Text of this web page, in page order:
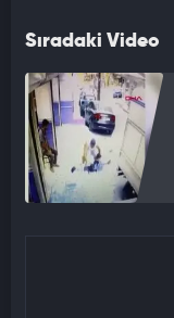
Sıradaki Video